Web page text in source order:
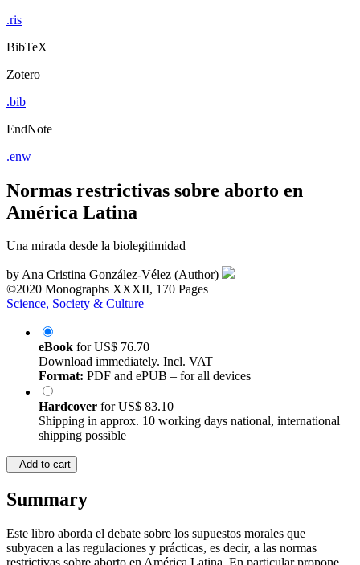
.ris
BibTeX
Zotero
.bib
EndNote
.enw
Normas restrictivas sobre aborto en
América Latina
Una mirada desde la biolegitimidad
byAna Cristina González-Vélez (Author)
©2020 Monographs XXXII, 170 Pages
Science, Society & Culture
eBook forUS$ 76.70
Download immediately. Incl. VAT
Format: PDF and ePUB – for all devices
Hardcover forUS$ 83.10
Shipping in approx. 10 working days national, international
shipping possible
Add to cart
Summary
Este libro aborda el debate sobre los supuestos morales que
subyacen a las regulaciones y prácticas, es decir, a las normas